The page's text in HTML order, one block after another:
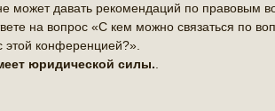
может давать рекомендаций по правовым
на вопрос «С кем можно связаться по
этой конференцией?».
юридической силы..